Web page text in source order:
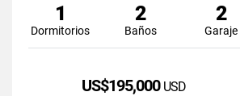
1
Dormitorios
2
Baños
2
Garaje
US$195,000 USD